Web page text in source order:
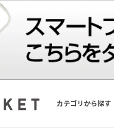
カテゴリから探す